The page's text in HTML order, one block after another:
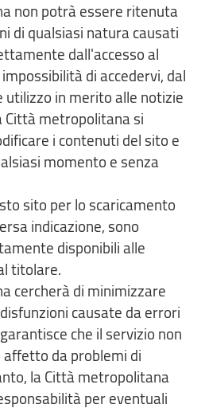
non potrà essere ritenuta
di qualsiasi natura causati
dall'accesso al
di accedervi, dal
in merito alle notizie
Città metropolitana si
i contenuti del sito e
momento e senza
sito per lo scaricamento
indicazione, sono
disponibili alle
titolare.
cercherà di minimizzare
causate da errori
che il servizio non
da problemi di
la Città metropolitana
per eventuali